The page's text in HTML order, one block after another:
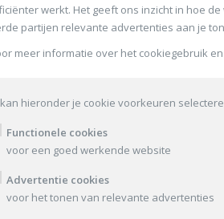
Login
FAQ
Contact
Privacy Policy
reserved.
werkt. Het geeft ons inzicht in hoe
partijen relevante advertenties aan je
meer informatie over het cookiegebruik
kan hieronder je cookie voorkeuren
Functionele cookies
voor een goed werkende website
Advertentie cookies
voor het tonen van relevante advertenties